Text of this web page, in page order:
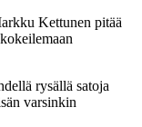
Kettunen pitää
rysällä satoja
varsinkin